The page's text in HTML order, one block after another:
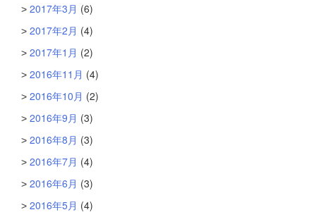
2017年3月 (6)
2017年2月 (4)
2017年1月 (2)
2016年11月 (4)
2016年10月 (2)
2016年9月 (3)
2016年8月 (3)
2016年7月 (4)
2016年6月 (3)
2016年5月 (4)